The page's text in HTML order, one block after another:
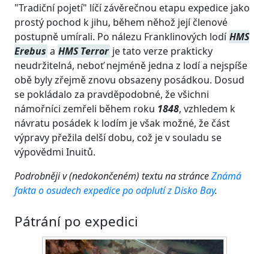
"Tradiční pojetí" líčí závěrečnou etapu expedice jako
prostý pochod k jihu, během něhož její členové
postupně umírali. Po nálezu Franklinových lodíHMS
Erebus a HMS Terror je tato verze prakticky
neudržitelná, neboť nejméně jedna z lodí a nejspíše
obě byly zřejmě znovu obsazeny posádkou. Dosud
se pokládalo za pravděpodobné, že všichni
námořníci zemřeli během roku 1848, vzhledem k
návratu posádek k lodím je však možné, že část
výpravy přežila delší dobu, což je v souladu se
výpovědmi Inuitů.
Podrobněji v (nedokončeném) textu na stránceZnámá
fakta o osudech expedice po odplutí z Disko Bay.
Pátrání po expedici